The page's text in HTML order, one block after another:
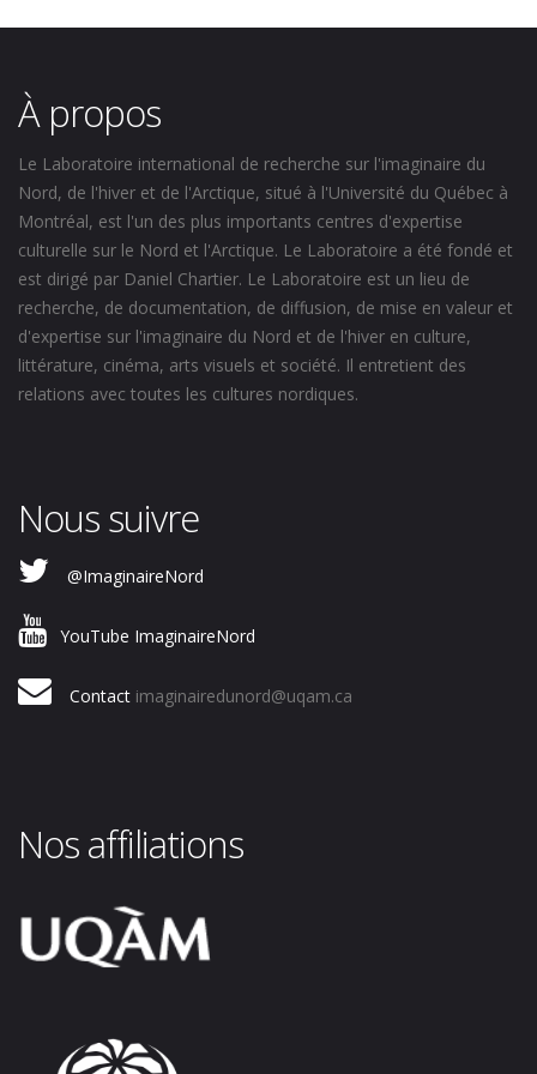
À propos
Le Laboratoire international de recherche sur l'imaginaire du
Nord, de l'hiver et de l'Arctique, situé à l'Université du Québec à
Montréal, est l'un des plus importants centres d'expertise
culturelle sur le Nord et l'Arctique. Le Laboratoire a été fondé et
est dirigé par Daniel Chartier. Le Laboratoire est un lieu de
recherche, de documentation, de diffusion, de mise en valeur et
d'expertise sur l'imaginaire du Nord et de l'hiver en culture,
littérature, cinéma, arts visuels et société. Il entretient des
relations avec toutes les cultures nordiques.
Nous suivre
@ImaginaireNord
YouTube ImaginaireNord
Contact imaginairedunord@uqam.ca
Nos affiliations